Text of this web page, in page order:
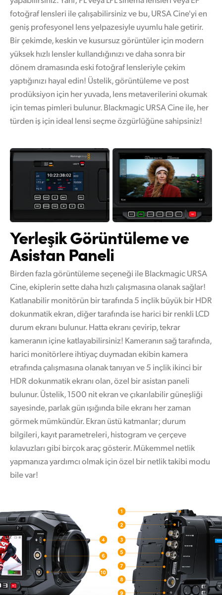
fotoğraf lensleri ile çalışabilirsiniz ve bu, URSA Cine'yi en
geniş profesyonel lens yelpazesiyle uyumlu hale getirir.
Bir çekimde, keskin ve kusursuz görüntüler için modern
yüksek hızlı lensler kullandığınızı ve daha sonra bir
dönem dramasında eski fotoğraf lensleriyle çekim
yaptığınızı hayal edin! Üstelik, görüntüleme ve post
prodüksiyon için her yuvada, lens metaverilerini okumak
için temas pimleri bulunur. Blackmagic URSA Cine ile, her
türden iş için ideal lensi seçme özgürlüğüne sahipsiniz!
YerleşikGörüntülemeve
Asistan Paneli
Birden fazla görüntüleme seçeneği ile Blackmagic URSA
Cine, ekiplerin sette daha hızlı çalışmasına olanak sağlar!
Katlanabilir monitörün bir tarafında 5 inçlik büyük bir HDR
dokunmatik ekran, diğer tarafında ise harici bir renkli LCD
durum ekranı bulunur. Hatta ekranı çevirip, tekrar
kameranın içine katlayabilirsiniz! Kameranın sağ tarafında,
harici monitörlere ihtiyaç duymadan ekibin kamera
etrafında çalışmasına olanak tanıyan ve 5 inçlik ikinci bir
HDR dokunmatik ekranı olan, özel bir asistan paneli
bulunur. Üstelik, 1500 nit ekran ve çıkarılabilir güneşliği
sayesinde, parlak gün ışığında bile ekranı her zaman
görmek mümkündür. Ekran üstü katmanlar; durum
bilgileri, kayıt parametreleri, histogram ve çerçeve
kılavuzları gibi birçok araç gösterir. Mükemmel netlik
yapmanıza yardımcı olmak için özel bir netlik takibi modu
bile var!